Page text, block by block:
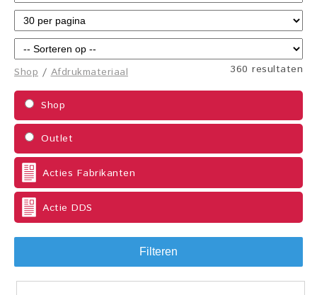
360 resultaten
Shop /Afdrukmateriaal
Shop
Outlet
Acties Fabrikanten
Actie DDS
Filteren